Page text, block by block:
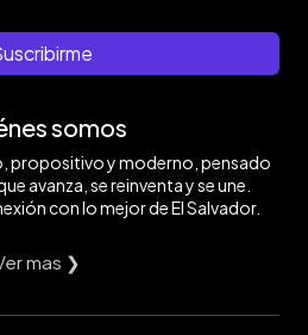
somos
propositivo y moderno, pensado
avanza, se reinventa y se une.
con lo mejor de El Salvador.
mas ❯